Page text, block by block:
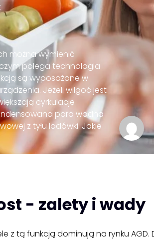
można wymienić
polega technologia
są wyposażone w
Jeżeli wilgoć jest
cyrkulację
para wodna
z tyłu lodówki. Jakie
- zalety i wady
z tą funkcją dominują na rynku